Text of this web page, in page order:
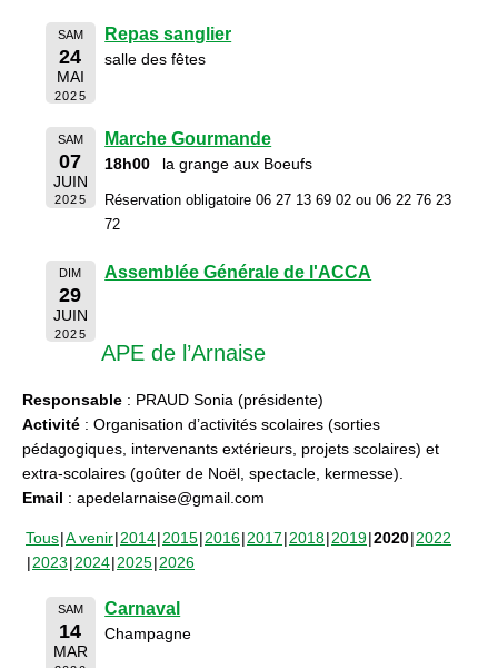
SAM
24
MAI
2025
Repas sanglier
salle des fêtes
SAM
07
JUIN
2025
Marche Gourmande
18h00 la grange aux Boeufs
Réservation obligatoire 06 27 13 69 02 ou 06 22 76 23
72
DIM
29
JUIN
2025
Assemblée Générale de l'ACCA
APE de l’Arnaise
Responsable : PRAUD Sonia (présidente)
Activité : Organisation d’activités scolaires (sorties
pédagogiques, intervenants extérieurs, projets scolaires) et
extra-scolaires (goûter de Noël, spectacle, kermesse).
Email : apedelarnaise@gmail.com
Tous A venir 2014 2015 2016 2017 2018 2019 2020 2022
2023 2024 2025 2026
SAM
14
MAR
Carnaval
Champagne